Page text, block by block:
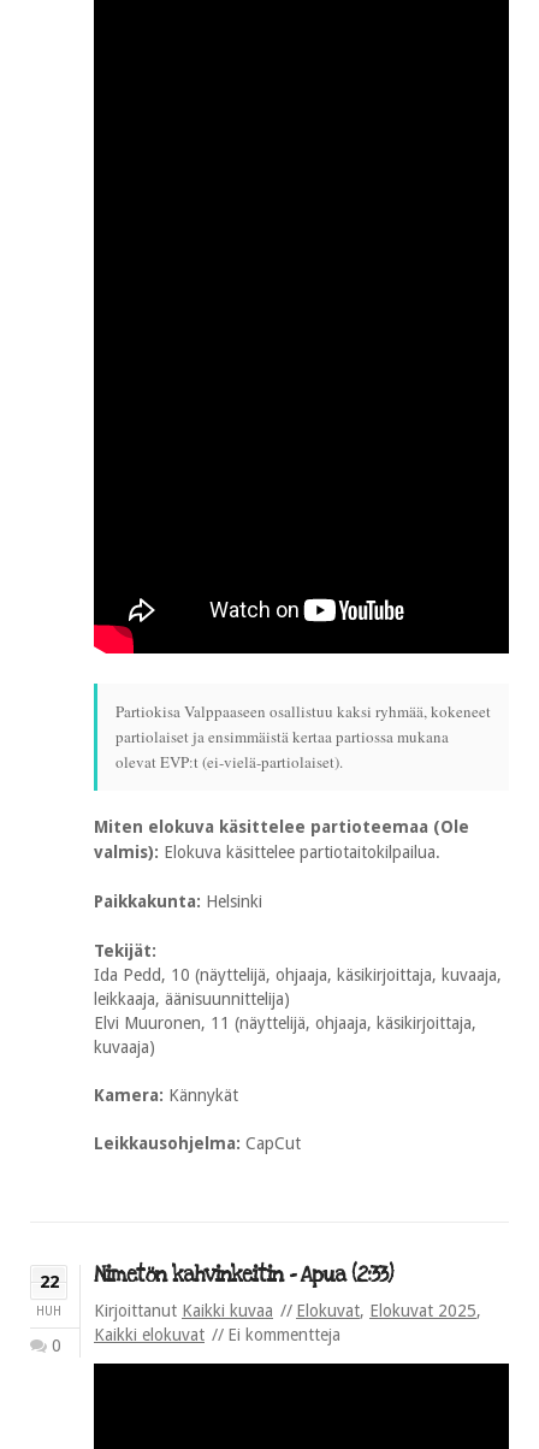
Partiokisa Valppaaseen osallistuu kaksi ryhmää, kokeneet
partiolaiset ja ensimmäistä kertaa partiossa mukana
olevat EVP:t (ei-vielä-partiolaiset).
Miten elokuva käsittelee partioteemaa (Ole
valmis): Elokuva käsittelee partiotaitokilpailua.
Paikkakunta: Helsinki
Tekijät:
Ida Pedd, 10 (näyttelijä, ohjaaja, käsikirjoittaja, kuvaaja,
leikkaaja, äänisuunnittelija)
Elvi Muuronen, 11 (näyttelijä, ohjaaja, käsikirjoittaja,
kuvaaja)
Kamera: Kännykät
Leikkausohjelma: CapCut
22
HUH
0
Nimetön kahvinkeitin – Apua (2:33)
Kirjoittanut Kaikki kuvaa Elokuvat, Elokuvat 2025,
Kaikki elokuvat
Ei kommentteja